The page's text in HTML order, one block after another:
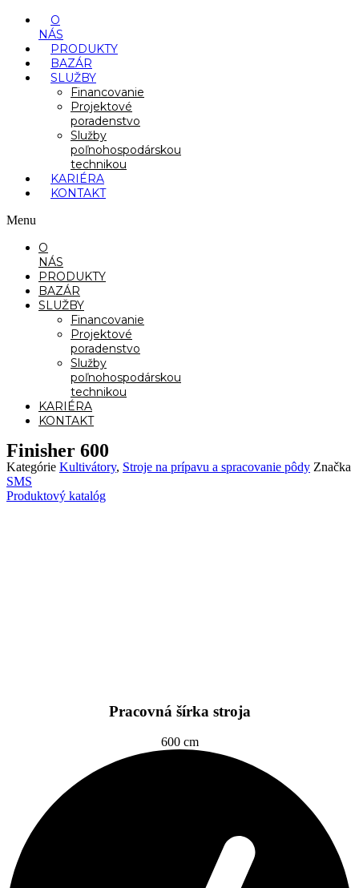
O
NÁS
PRODUKTY
BAZÁR
SLUŽBY
Financovanie
Projektové
poradenstvo
Služby
poľnohospodárskou
technikou
KARIÉRA
KONTAKT
Menu
O
NÁS
PRODUKTY
BAZÁR
SLUŽBY
Financovanie
Projektové
poradenstvo
Služby
poľnohospodárskou
technikou
KARIÉRA
KONTAKT
Finisher 600
Kategórie Kultivátory, Stroje na prípavu a spracovanie pôdy Značka
SMS
Produktový katalóg
Pracovná šírka stroja
600 cm